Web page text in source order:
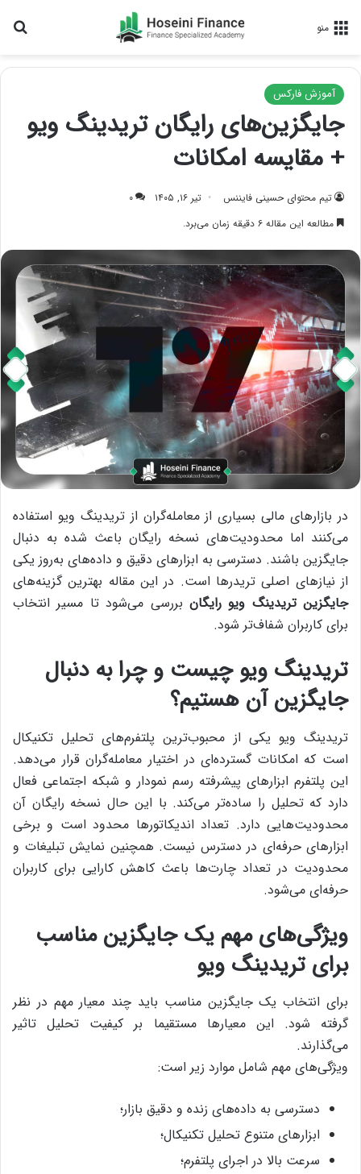
منو
آموزش فارکس
جایگزین‌های رایگان تریدینگ ویو
+ مقایسه امکانات
تیم محتوای حسینی‌ فایننس تیر ۱۶, ۱۴۰۵
۰
مطالعه این مقاله ۶ دقیقه زمان می‌برد.
در بازارهای مالی بسیاری از معامله‌گران از تریدینگ ویو استفاده
می‌کنند اما محدودیت‌های نسخه رایگان باعث شده به دنبال
جایگزین باشند. دسترسی به ابزارهای دقیق و داده‌های به‌روز یکی
از نیازهای اصلی تریدرها است. در این مقاله بهترین گزینه‌های
جایگزین تریدینگ ویو رایگان بررسی می‌شود تا مسیر انتخاب
برای کاربران شفاف‌تر شود.
تریدینگ ویو چیست و چرا به دنبال
جایگزین آن هستیم؟
تریدینگ ویو یکی از محبوب‌ترین پلتفرم‌های تحلیل تکنیکال
است که امکانات گسترده‌ای در اختیار معامله‌گران قرار می‌دهد.
این پلتفرم ابزارهای پیشرفته رسم نمودار و شبکه اجتماعی فعال
دارد که تحلیل را ساده‌تر می‌کند. با این حال نسخه رایگان آن
محدودیت‌هایی دارد. تعداد اندیکاتورها محدود است و برخی
ابزارهای حرفه‌ای در دسترس نیست. همچنین نمایش تبلیغات و
محدودیت در تعداد چارت‌ها باعث کاهش کارایی برای کاربران
حرفه‌ای می‌شود.
ویژگی‌های مهم یک جایگزین مناسب
برای تریدینگ ویو
برای انتخاب یک جایگزین مناسب باید چند معیار مهم در نظر
گرفته شود. این معیارها مستقیما بر کیفیت تحلیل تاثیر
می‌گذارند.
ویژگی‌های مهم شامل موارد زیر است:
دسترسی به داده‌های زنده و دقیق بازار؛
ابزارهای متنوع تحلیل تکنیکال؛
سرعت بالا در اجرای پلتفرم؛